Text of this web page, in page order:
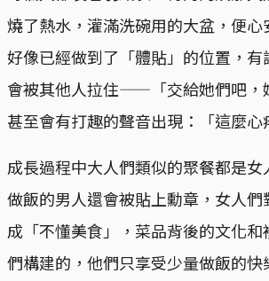
燒了熱水，灌滿洗碗用的大盆，便心
好像已經做到了「體貼」的位置，
會被其他人拉住——「交給她們吧，
甚至會有打趣的聲音出現：「這麼心
成長過程中大人們類似的聚餐都是
做飯的男人還會被貼上勳章，女人
成「不懂美食」，菜品背後的文化
們構建的，他們只享受少量做飯的